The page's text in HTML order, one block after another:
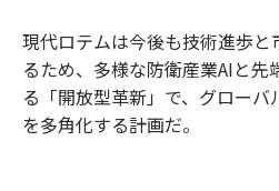
現代ロテムは今後も技術進歩
るため、多様な防衛産業AIと先
る「開放型革新」で、グロー
を多角化する計画だ。